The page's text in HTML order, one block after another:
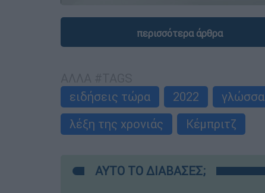
περισσότερα άρθρα
ειδήσεις τώρα
2022 γλώσσα
λέξη της χρονιάς
Κέμπριτζ
ΑΥΤΟ ΤΟ ΔΙΑΒΑΣΕΣ;